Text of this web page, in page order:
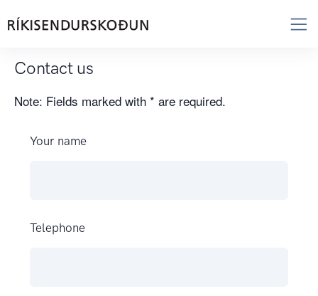
Contact us
Note: Fields marked with * are required.
Your name
Telephone